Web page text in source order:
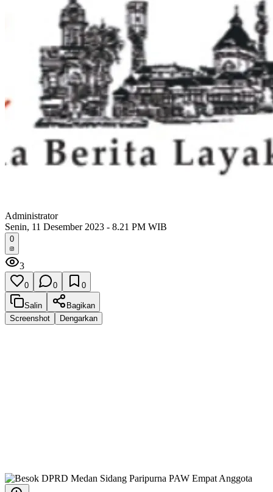
Administrator
Senin, 11 Desember 2023 - 8.21 PM WIB
0
3
0 0 0
Salin
Bagikan
Screenshot
Dengarkan